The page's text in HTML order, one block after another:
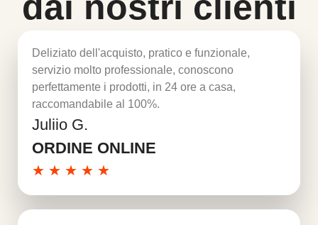
Deliziato dell'acquisto, pratico e funzionale,
servizio molto professionale, conoscono
perfettamente i prodotti, in 24 ore a casa,
raccomandabile al 100%.
Juliio G.
ORDINE ONLINE
★ ★ ★ ★ ★